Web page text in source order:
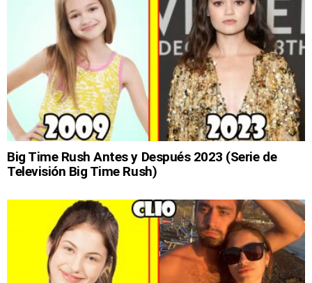
Big Time Rush Antes y Después 2023 (Serie de
Televisión Big Time Rush)